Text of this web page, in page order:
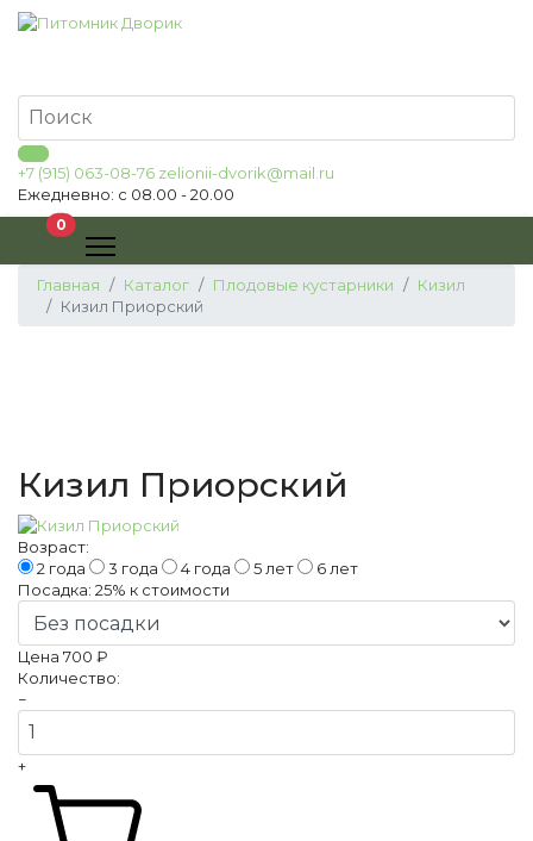
+7 (915) 063-08-76 zelionii-dvorik@mail.ru
Ежедневно: с 08.00 - 20.00
0В корзину
Главная Каталог Плодовые кустарники
Кизил
Кизил Приорский
Кизил Приорский
Возраст:
2 года
3 года 4 года 5 лет
6 лет
Посадка: 25% к стоимости
Цена 700 ₽
Количество:
−
+